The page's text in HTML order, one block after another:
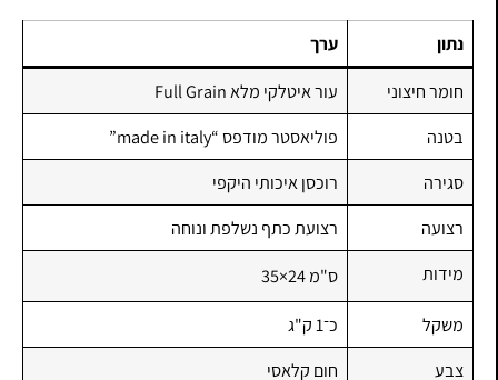
נתון
ערך
חומר חיצוני
עור איטלקי מלא Full Grain
בטנה
פוליאסטר מודפס “made in italy”
סגירה
רוכסן איכותי היקפי
רצועה
רצועת כתף נשלפת ונוחה
מידות
35×24 ס"מ
משקל
כ־1 ק"ג
צבע
חום קלאסי